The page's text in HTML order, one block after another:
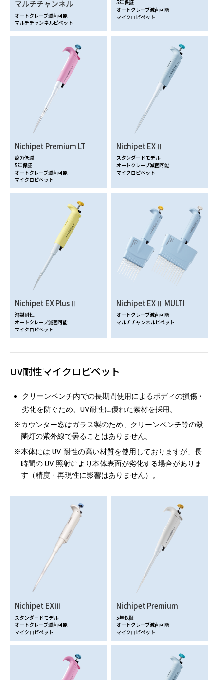
マルチチャンネル
オートクレーブ滅菌可能
マルチチャンネルピペット
5年保証
オートクレーブ滅菌可能
マイクロピペット
Nichipet Premium LT
疲労低減
5年保証
オートクレーブ滅菌可能
マイクロピペット
Nichipet EXⅡ
スタンダードモデル
オートクレーブ滅菌可能
マイクロピペット
Nichipet EX PlusⅡ
溶媒耐性
オートクレーブ滅菌可能
マイクロピペット
Nichipet EXⅡ MULTI
オートクレーブ滅菌可能
マルチチャンネルピペット
UV耐性マイクロピペット
クリーンベンチ内での長期間使用によるボディの損傷・
劣化を防ぐため、UV耐性に優れた素材を採用。
※ カウンター窓はガラス製のため、クリーンベンチ等の殺
菌灯の紫外線で曇ることはありません。
※本体には UV 耐性の高い材質を使用しておりますが、長
時間の UV 照射により本体表面が劣化する場合がありま
す（精度・再現性に影響はありません）。
Nichipet EXⅢ
スタンダードモデル
オートクレーブ滅菌可能
マイクロピペット
Nichipet Premium
5年保証
オートクレーブ滅菌可能
マイクロピペット